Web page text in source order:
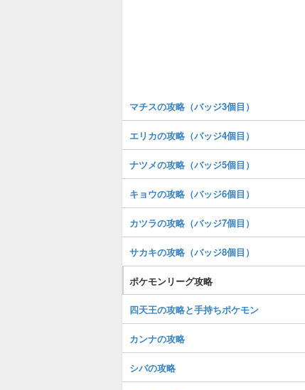
マチスの攻略（バッジ3個目）
エリカの攻略（バッジ4個目）
ナツメの攻略（バッジ5個目）
キョウの攻略（バッジ6個目）
カツラの攻略（バッジ7個目）
サカキの攻略（バッジ8個目）
ポケモンリーグ攻略
四天王の攻略と手持ちポケモン
カンナの攻略
シバの攻略